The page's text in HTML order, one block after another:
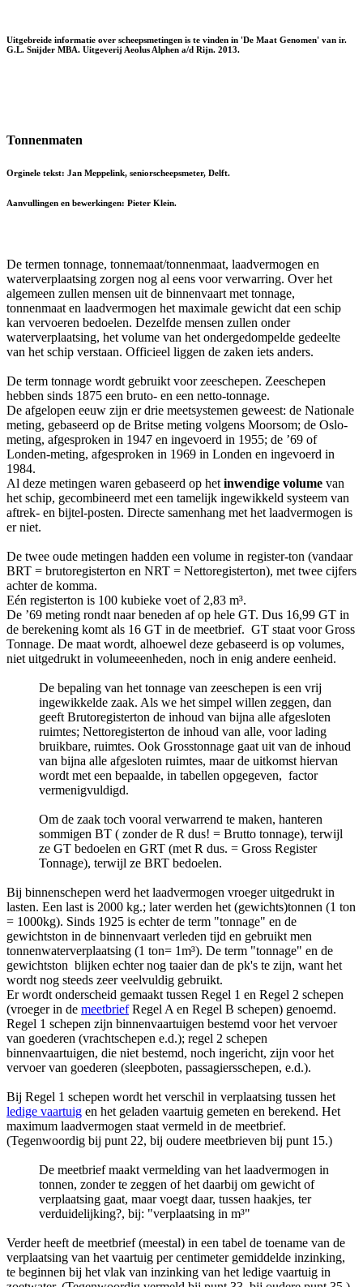
Uitgebreide informatie over scheepsmetingen is te vinden in 'De Maat Genomen' van ir.
G.L. Snijder MBA. Uitgeverij Aeolus Alphen a/d Rijn. 2013.
Tonnenmaten
Orginele tekst: Jan Meppelink, seniorscheepsmeter, Delft.
Aanvullingen en bewerkingen: Pieter Klein.
De termen tonnage, tonnemaat/tonnenmaat, laadvermogen en
waterverplaatsing zorgen nog al eens voor verwarring. Over het
algemeen zullen mensen uit de binnenvaart met tonnage,
tonnenmaat en laadvermogen het maximale gewicht dat een schip
kan vervoeren bedoelen. Dezelfde mensen zullen onder
waterverplaatsing, het volume van het ondergedompelde gedeelte
van het schip verstaan. Officieel liggen de zaken iets anders.
De term tonnage wordt gebruikt voor zeeschepen. Zeeschepen
hebben sinds 1875 een bruto- en een netto-tonnage.
De afgelopen eeuw zijn er drie meetsystemen geweest: de Nationale
meting, gebaseerd op de Britse meting volgens Moorsom; de Oslo-
meting, afgesproken in 1947 en ingevoerd in 1955; de ’69 of
Londen-meting, afgesproken in 1969 in Londen en ingevoerd in
1984.
Al deze metingen waren gebaseerd op het inwendige volume van
het schip, gecombineerd met een tamelijk ingewikkeld systeem van
aftrek- en bijtel-posten. Directe samenhang met het laadvermogen is
er niet.
De twee oude metingen hadden een volume in register-ton (vandaar
BRT = brutoregisterton en NRT = Nettoregisterton), met twee cijfers
achter de komma.
Eén registerton is 100 kubieke voet of 2,83 m³.
De ’69 meting rondt naar beneden af op hele GT. Dus 16,99 GT in
de berekening komt als 16 GT in de meetbrief. GT staat voor Gross
Tonnage. De maat wordt, alhoewel deze gebaseerd is op volumes,
niet uitgedrukt in volumeeenheden, noch in enig andere eenheid.
De bepaling van het tonnage van zeeschepen is een vrij
ingewikkelde zaak. Als we het simpel willen zeggen, dan
geeft Brutoregisterton de inhoud van bijna alle afgesloten
ruimtes; Nettoregisterton de inhoud van alle, voor lading
bruikbare, ruimtes. Ook Grosstonnage gaat uit van de inhoud
van bijna alle afgesloten ruimtes, maar de uitkomst hiervan
wordt met een bepaalde, in tabellen opgegeven, factor
vermenigvuldigd.
Om de zaak toch vooral verwarrend te maken, hanteren
sommigen BT ( zonder de R dus! = Brutto tonnage), terwijl
ze GT bedoelen en GRT (met R dus. = Gross Register
Tonnage), terwijl ze BRT bedoelen.
Bij binnenschepen werd het laadvermogen vroeger uitgedrukt in
lasten. Een last is 2000 kg.; later werden het (gewichts)tonnen (1 ton
= 1000kg). Sinds 1925 is echter de term "tonnage" en de
gewichtston in de binnenvaart verleden tijd en gebruikt men
tonnenwaterverplaatsing (1 ton= 1m³). De term "tonnage" en de
gewichtston blijken echter nog taaier dan de pk's te zijn, want het
wordt nog steeds zeer veelvuldig gebruikt.
Er wordt onderscheid gemaakt tussen Regel 1 en Regel 2 schepen
(vroeger in de meetbriefRegel A en Regel B schepen) genoemd.
Regel 1 schepen zijn binnenvaartuigen bestemd voor het vervoer
van goederen (vrachtschepen e.d.); regel 2 schepen
binnenvaartuigen, die niet bestemd, noch ingericht, zijn voor het
vervoer van goederen (sleepboten, passagiersschepen, e.d.).
Bij Regel 1 schepen wordt het verschil in verplaatsing tussen het
ledige vaartuig en het geladen vaartuig gemeten en berekend. Het
maximum laadvermogen staat vermeld in de meetbrief.
(Tegenwoordig bij punt 22, bij oudere meetbrieven bij punt 15.)
De meetbrief maakt vermelding van het laadvermogen in
tonnen, zonder te zeggen of het daarbij om gewicht of
verplaatsing gaat, maar voegt daar, tussen haakjes, ter
verduidelijking?, bij: "verplaatsing in m³"
Verder heeft de meetbrief (meestal) in een tabel de toename van de
verplaatsing van het vaartuig per centimeter gemiddelde inzinking,
te beginnen bij het vlak van inzinking van het ledige vaartuig in